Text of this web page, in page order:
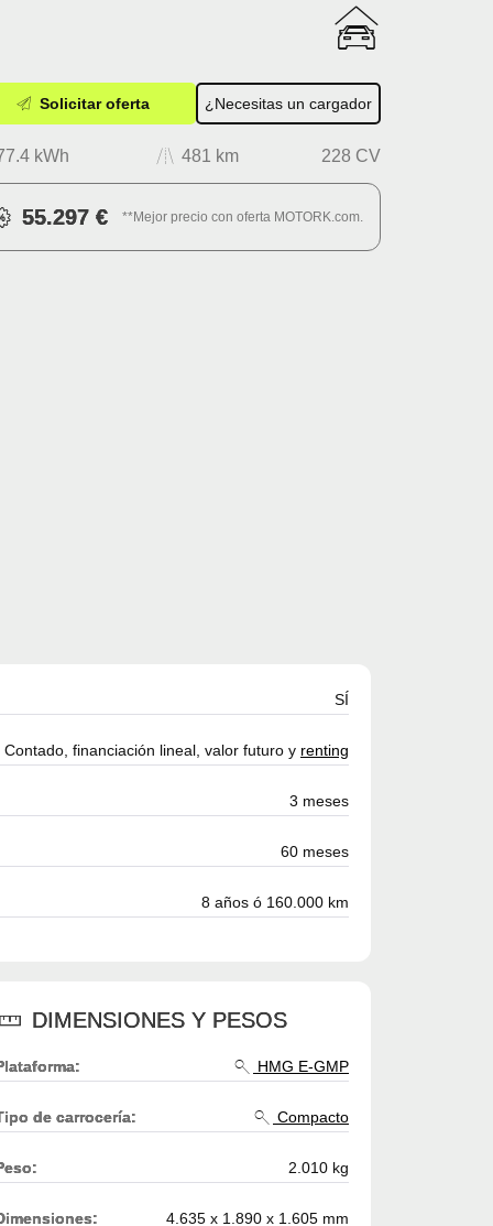
Solicitar oferta ¿Necesitas un cargador
kWh 481 km 228 CV
55.297 € **Mejor precio con oferta MOTORK.com.
SÍ
Contado, financiación lineal, valor futuro y renting
3 meses
60 meses
8 años ó 160.000 km
DIMENSIONES Y PESOS
HMG E-GMP
de carrocería: Compacto
2.010 kg
4.635 x 1.890 x 1.605 mm